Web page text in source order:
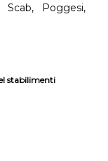
Poggesi,
stabilimenti